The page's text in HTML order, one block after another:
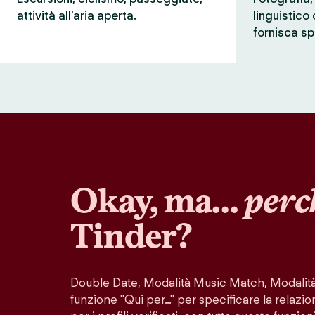
attività all'aria aperta.
linguistico
fornisca
Okay, ma…
Tinder?
Double Date, Modalità Music Match,
funzione "Qui per…" per specificare la